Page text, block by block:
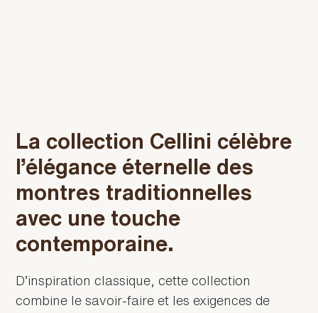
La collection Cellini célèbre
l’élégance éternelle des
montres traditionnelles
avec une touche
contemporaine.
D’inspiration classique, cette collection
combine le savoir-faire et les exigences de